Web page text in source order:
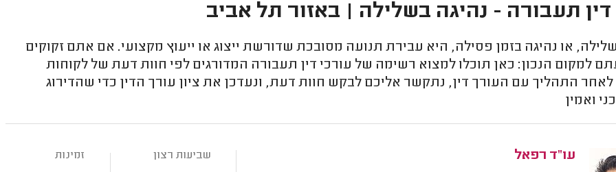
תעבורה - נהיגה בשלילה | באזור תל אביב
או נהיגה בזמן פסילה, היא עבירת תנועה מסובכת שדורשת ייצוג או ייעוץ מקצועי. אם אתם זקוקים
למקום הנכון: כאן תוכלו למצוא רשימה של עורכי דין תעבורה המדורגים לפי חוות דעת של לקוחות
לאחר התהליך עם העורך דין, נתקשר אליכם לבקש חוות דעת, ונעדכן את ציון עורך הדין כדי שהדירוג
ואמין
עו"ד רפאל
שביעות רצון
זמינות